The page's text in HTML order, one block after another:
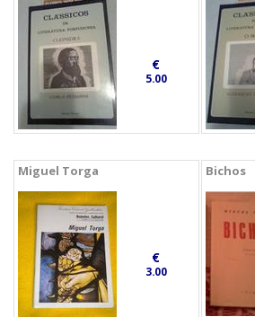
€
5.00
Miguel Torga
€
3.00
Bichos